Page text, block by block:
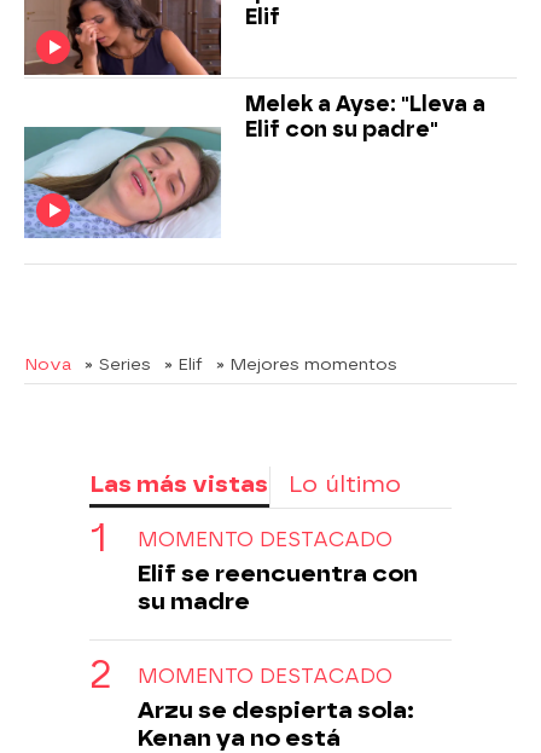
Elif
Melek a Ayse: "Lleva a
Elif con su padre"
Nova » Series » Elif » Mejores momentos
Las más vistas Lo último
MOMENTO DESTACADO
Elif se reencuentra con
su madre
MOMENTO DESTACADO
Arzu se despierta sola:
Kenan ya no está